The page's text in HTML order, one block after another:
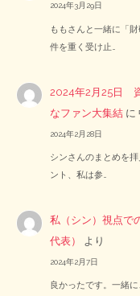
2024年3月29日
ももさんと一緒に「
件を重く受け止…
2024年2月25日
なファン大集結 に
2024年2月28日
シンさんのまとめを
ント、私は参…
私（シン）視点で
代表）
より
2024年2月7日
良かったです。一緒